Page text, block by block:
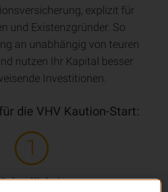
explizit für
und Existenzgründer. So
an unabhängig von teuren
nutzen Ihr Kapital besser
Investitionen.
die VHV Kaution-Start:
Schnelligkeit